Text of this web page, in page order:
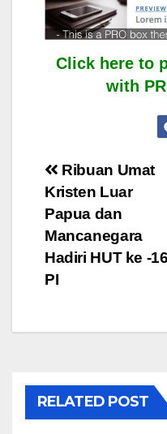
Click here to
with
Post
navigation
Ribuan Umat
Kristen Luar
Papua dan
Mancanegara
Hadiri HUT ke -
PI
RELATED POST